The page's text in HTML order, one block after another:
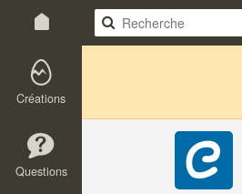
Créations
Questions